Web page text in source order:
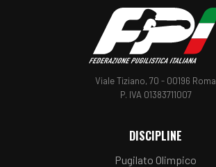
Viale Tiziano, 70 - 00196 Roma
P. IVA 01383711007
DISCIPLINE
Pugilato Olimpico